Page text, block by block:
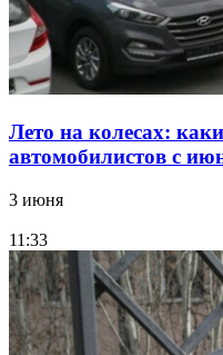
Лето на колесах:
автомобилистов с
3 июня
11:33